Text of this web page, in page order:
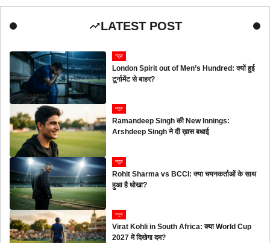
LATEST POST
न्यूज
London Spirit out of Men’s Hundred: क्यों हुई
टूर्नामेंट से बाहर?
न्यूज
Ramandeep Singh की New Innings:
Arshdeep Singh ने दी ख़ास बधाई
न्यूज
Rohit Sharma vs BCCI: क्या चयनकर्ताओं के साथ
हुआ है धोखा?
न्यूज
Virat Kohli in South Africa: क्या World Cup
2027 में दिखेगा दम?